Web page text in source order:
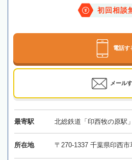
初回相談
電話す
メール
最寄駅 北総鉄道「印西牧の原駅
所在地 〒270-1337 千葉県印西市